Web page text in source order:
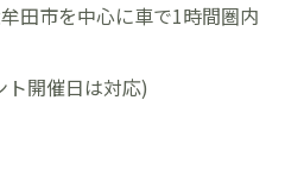
田市を中心に車で1時間圏内
開催日は対応)